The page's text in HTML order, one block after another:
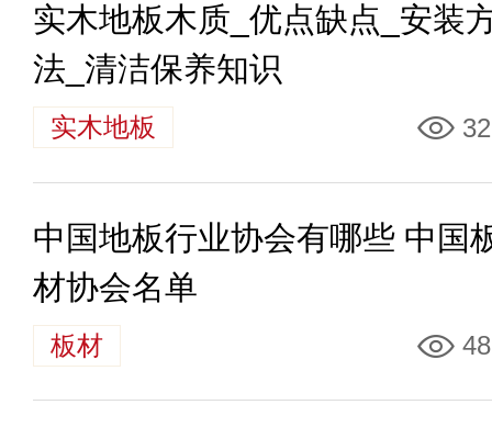
实木地板木质_优点缺点_安装
法_清洁保养知识
实木地板
中国地板行业协会有哪些 中国
材协会名单
板材